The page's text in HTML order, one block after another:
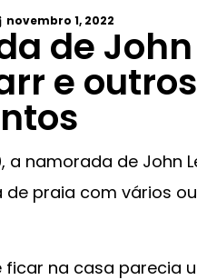
novembro 1, 2022
de
e
a namorada de John
praia com vários
ficar na casa parecia